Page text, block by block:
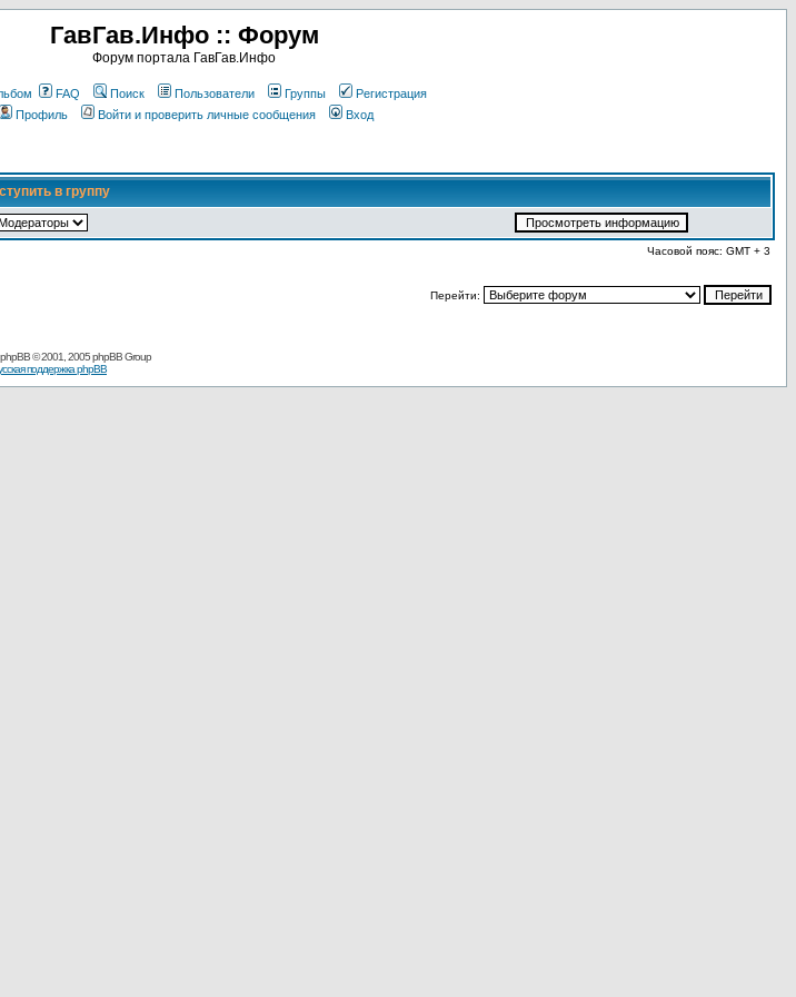
ГавГав.Инфо :: Форум
Форум портала ГавГав.Инфо
FAQ Поиск Пользователи Группы
Регистрация
Профиль
Войти и проверить личные сообщения Вход
в группу
Часовой пояс: GMT + 3
Перейти:
phpBB© 2001, 2005 phpBB Group
поддержка phpBB